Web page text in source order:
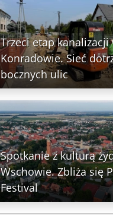
Trzeci etap kanalizacji
Konradowie. Sieć
bocznych ulic
Spotkanie z kulturą
Wschowie. Zbliża się
Festival